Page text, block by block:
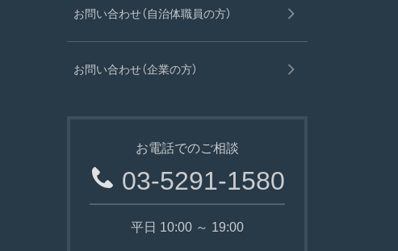
お問い合わせ（自治体職員の方）
お問い合わせ（企業の方）
お電話でのご相談
03-5291-1580
平日 10:00 ～ 19:00